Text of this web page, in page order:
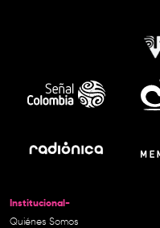
Institucional-
Quiénes Somos